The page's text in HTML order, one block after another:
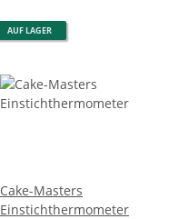
AUF LAGER
Cake-Masters
Einstichthermometer